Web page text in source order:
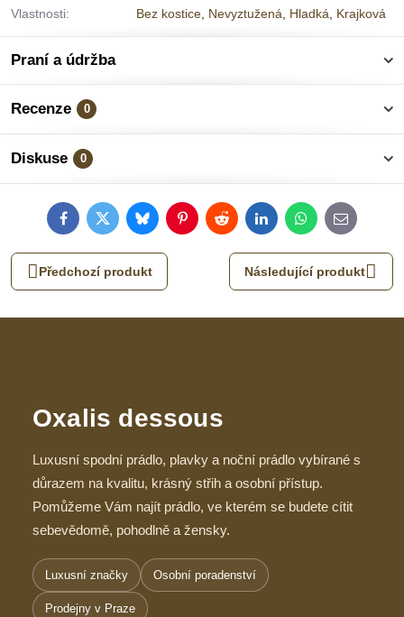
Vlastnosti: Bez kostice Nevyztužená Hladká Krajková
Praní a údržba
Recenze 0
Diskuse 0
FacebookTwitterBlueskyPinterestRedditLinkedInWhatsApp
E-
mail
Předchozí produkt Následující produkt
Oxalis dessous
Luxusní spodní prádlo, plavky a noční prádlo vybírané s
důrazem na kvalitu, krásný střih a osobní přístup.
Pomůžeme Vám najít prádlo, ve kterém se budete cítit
sebevědomě, pohodlně a žensky.
Luxusní značky Osobní poradenství
Prodejny v Praze